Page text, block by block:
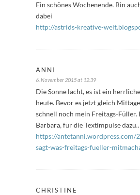
Ein schönes Wochenende. Bin
dabei
http://astrids-kreative-
ANNI
6. November 2015 at 12:39
Die Sonne lacht, es ist ein
heute. Bevor es jetzt gleich
schnell noch mein Freitags-Füller.
Barbara, für die Textimpulse
https://antetanni.wordpress.com/
sagt-was-freitags-fueller-
CHRISTINE